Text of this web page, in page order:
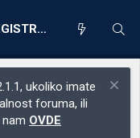
REGISTRACIJA
ukoliko imate
foruma, ili
OVDE